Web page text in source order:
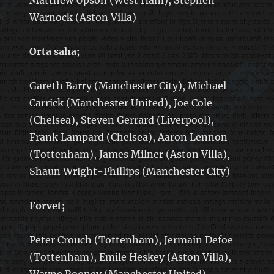
Warnock (Aston Villa)
Orta saha;
Gareth Barry (Manchester City), Michael
Carrick (Manchester United), Joe Cole
(Chelsea), Steven Gerrard (Liverpool),
Frank Lampard (Chelsea), Aaron Lennon
(Tottenham), James Milner (Aston Villa),
Shaun Wright-Phillips (Manchester City)
Forvet;
Peter Crouch (Tottenham), Jermain Defoe
(Tottenham), Emile Heskey (Aston Villa),